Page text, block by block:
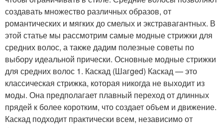
создавать множество различных образов, от
романтических и мягких до смелых и экстравагантных. В
этой статье мы рассмотрим самые модные стрижки для
средних волос, а также дадим полезные советы по
выбору идеальной прически. Основные модные стрижки
для средних волос 1. Каскад (Шагged) Каскад — это
классическая стрижка, которая никогда не выходит из
моды. Она предполагает плавный переход от длинных
прядей к более коротким, что создает объем и движение.
Каскад подходит практически всем, независимо от